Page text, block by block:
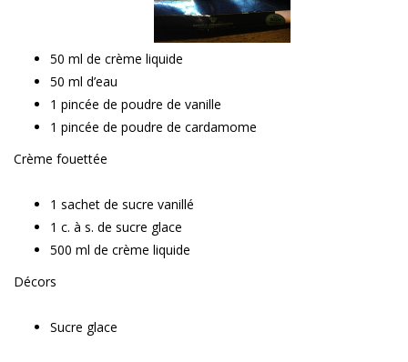
50 ml de crème liquide
50 ml d’eau
1 pincée de poudre de vanille
1 pincée de poudre de cardamome
Crème fouettée
1 sachet de sucre vanillé
1 c. à s. de sucre glace
500 ml de crème liquide
Décors
Sucre glace